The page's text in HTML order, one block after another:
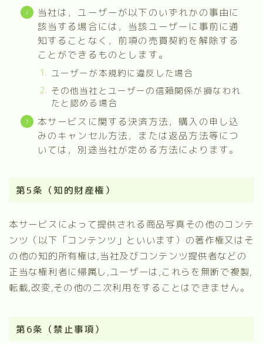
当社は，ユーザーが以下のいずれかの事由に
該当する場合には，当該ユーザーに事前に通
知することなく，前項の売買契約を解除する
ことができるものとします。
ユーザーが本規約に違反した場合
その他当社とユーザーの信頼関係が損なわれ
たと認める場合
本サービスに関する決済方法，購入の申し込
みのキャンセル方法，または返品方法等につ
いては，別途当社が定める方法によります。
第5条（知的財産権）
本サービスによって提供される商品写真その他のコンテ
ンツ（以下「コンテンツ」といいます）の著作権又はそ
の他の知的所有権は,当社及びコンテンツ提供者などの
正当な権利者に帰属し,ユーザーは,これらを無断で複製,
転載,改変,その他の二次利用をすることはできません。
第6条（禁止事項）